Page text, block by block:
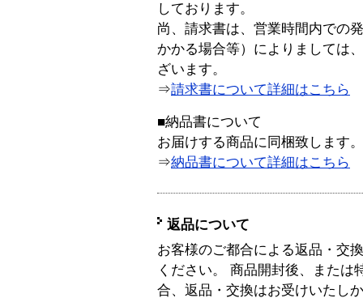
しております。
尚、請求書は、営業時間内での
かかる場合等）によりましては
ざいます。
⇒請求書について詳細はこちら
■納品書について
お届けする商品に同梱致します。
⇒納品書について詳細はこちら
返品について
お客様のご都合による返品・交
ください。 商品開封後、または
合、返品・交換はお受けいたし